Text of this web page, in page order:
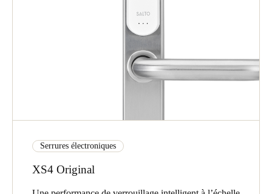
Serrures électroniques
XS4 Original